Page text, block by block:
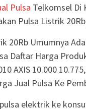
Pulsa Telkomsel Di
Pulsa Listrik
20Rb Umumnya
Daftar Harga
AXIS 10.000
Jual Pulsa Ke
elektrik ke